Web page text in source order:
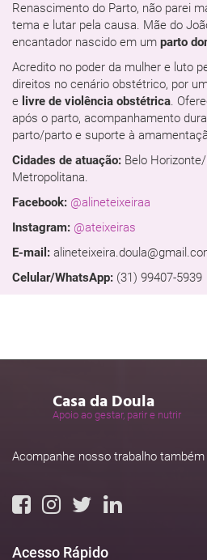
Renascimento do Parto, não parei
tema e lutar pela causa. Mãe do
encantador nascido em um parto
Acredito no poder da mulher e luto
direitos no cenário obstétrico, por
e livre de violência obstétrica.
após o parto, acompanhamento
parto/parto e suporte à
Cidades de atuação: Belo
Metropolitana.
Facebook: @alineteixeiraa
Instagram: @ateixeiras
E-mail:
Celular/WhatsApp: (31) 99407-5939
Casa da Doula
Apoio ao gestar, parir e nutrir
Acompanhe nosso trabalho
Acesso Rápido